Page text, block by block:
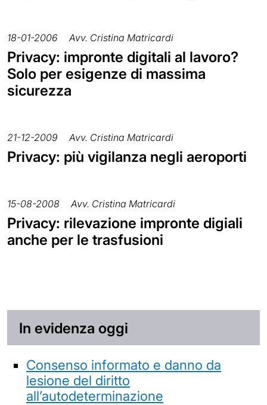
18-01-2006 Avv. Cristina Matricardi
Privacy: impronte digitali al lavoro?
Solo per esigenze di massima
sicurezza
21-12-2009 Avv. Cristina Matricardi
Privacy: più vigilanza negli aeroporti
15-08-2008 Avv. Cristina Matricardi
Privacy: rilevazione impronte digiali
anche per le trasfusioni
In evidenza oggi
Consenso informato e danno da
lesione del diritto
all’autodeterminazione